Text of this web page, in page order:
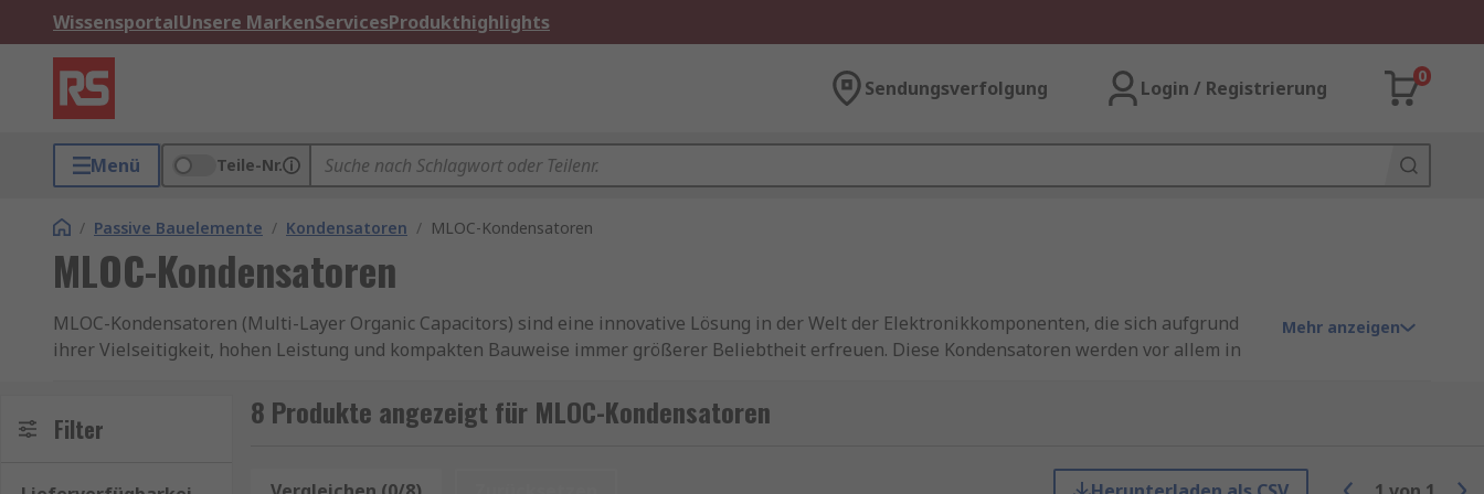
WissensportalUnsere MarkenServicesProdukthighlights
Sendungsverfolgung Login / Registrierung
0
Menü Teile-Nr.
/ Passive Bauelemente / Kondensatoren / MLOC-Kondensatoren
MLOC-Kondensatoren
MLOC-Kondensatoren (Multi-Layer Organic Capacitors) sind eine innovative Lösung in der Welt der Elektronikkomponenten, die sich aufgrund
ihrer Vielseitigkeit, hohen Leistung und kompakten Bauweise immer größerer Beliebtheit erfreuen. Diese Kondensatoren werden vor allem in
und anderen modernen elektronischen Geräten.
Mehr anzeigen
Filter 8 Produkte angezeigt für MLOC-Kondensatoren